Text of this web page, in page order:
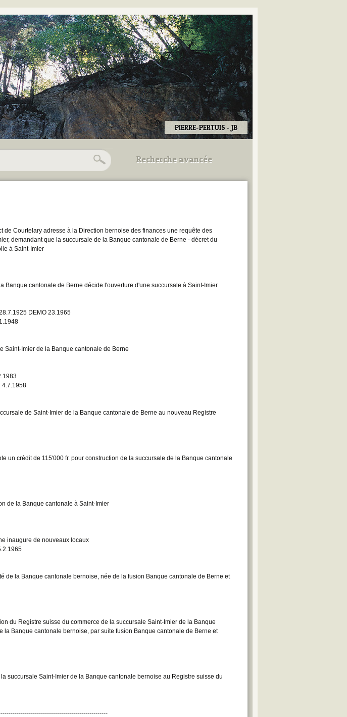
PIERRE-PERTUIS - JB
Recherche avancée
Utilisez les champs ci-dessous
de Courtelary adresse à la Direction bernoise des finances une requête des
demandant que la succursale de la Banque cantonale de Berne - décret du
à Saint-Imier
Banque cantonale de Berne décide l'ouverture d'une succursale à Saint-Imier
DEMO 23.1965
Saint-Imier de la Banque cantonale de Berne
4.7.1958
de Saint-Imier de la Banque cantonale de Berne au nouveau Registre
un crédit de 115'000 fr. pour construction de la succursale de la Banque cantonale
de la Banque cantonale à Saint-Imier
inaugure de nouveaux locaux
de la Banque cantonale bernoise, née de la fusion Banque cantonale de Berne et
du Registre suisse du commerce de la succursale Saint-Imier de la Banque
la Banque cantonale bernoise, par suite fusion Banque cantonale de Berne et
succursale Saint-Imier de la Banque cantonale bernoise au Registre suisse du